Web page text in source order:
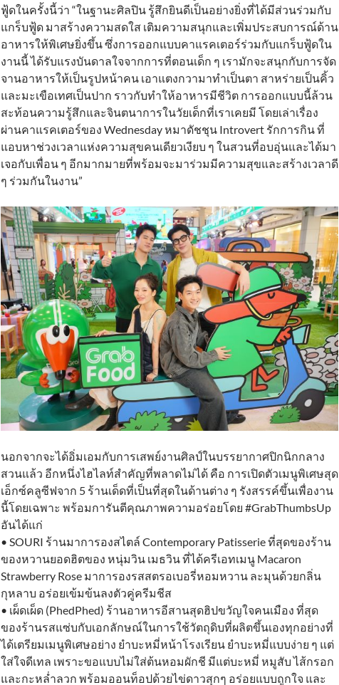
ฟู้ดในครั้งนี้ว่า “ในฐานะศิลปิน รู้สึกยินดีเป็นอย่างยิ่งที่ได้มีส่วนร่วมกับ
แกร็บฟู้ด มาสร้างความสดใส เติมความสนุกและเพิ่มประสบการณ์ด้าน
อาหารให้พิเศษยิ่งขึ้น ซึ่งการออกแบบคาแรคเตอร์ร่วมกับแกร็บฟู้ดใน
งานนี้ ได้รับแรงบันดาลใจจากการที่ตอนเด็ก ๆ เรามักจะสนุกกับการจัด
จานอาหารให้เป็นรูปหน้าคน เอาแตงกวามาทำเป็นตา สาหร่ายเป็นคิ้ว
และมะเขือเทศเป็นปาก ราวกับทำให้อาหารมีชีวิต การออกแบบนี้ล้วน
สะท้อนความรู้สึกและจินตนาการในวัยเด็กที่เราเคยมี โดยเล่าเรื่อง
ผ่านคาแรคเตอร์ของ Wednesday หมาดัชชุน Introvert รักการกิน ที่
แอบหาช่วงเวลาแห่งความสุขคนเดียวเงียบ ๆ ในสวนที่อบอุ่นและได้มา
เจอกับเพื่อน ๆ อีกมากมายที่พร้อมจะมาร่วมมีความสุขและสร้างเวลาดี
ๆ ร่วมกันในงาน”
นอกจากจะได้อิ่มเอมกับการเสพย์งานศิลป์ในบรรยากาศปิกนิกกลาง
สวนแล้ว อีกหนึ่งไฮไลท์สำคัญที่พลาดไม่ได้ คือ การเปิดตัวเมนูพิเศษสุด
เอ็กซ์คลูซีฟจาก 5 ร้านเด็ดที่เป็นที่สุดในด้านต่าง ๆ รังสรรค์ขึ้นเพื่องาน
นี้โดยเฉพาะ พร้อมการันตีคุณภาพความอร่อยโดย #GrabThumbsUp
อันได้แก่
• SOURI ร้านมาการองสไตล์ Contemporary Patisserie ที่สุดของร้าน
ของหวานยอดฮิตของ หนุ่มวิน เมธวิน ที่ได้ครีเอทเมนู Macaron
Strawberry Rose มาการองรสสตรอเบอรี่หอมหวาน ละมุนด้วยกลิ่น
กุหลาบ อร่อยเข้มข้นลงตัวคู่ครีมชีส
• เผ็ดเผ็ด (PhedPhed) ร้านอาหารอีสานสุดฮิปขวัญใจคนเมือง ที่สุด
ของร้านรสแซ่บกับเอกลักษณ์ในการใช้วัตถุดิบที่ผลิตขึ้นเองทุกอย่างที่
ได้เตรียมเมนูพิเศษอย่าง ยำบะหมี่หน้าโรงเรียน ยำบะหมี่แบบง่าย ๆ แต่
ใส่ใจดีเทล เพราะขอแบบไม่ใส่ต้นหอมผักชี มีแต่บะหมี่ หมูสับ ไส้กรอก
และกะหล่ำลวก พร้อมออนท็อปด้วยไข่ดาวสุกๆ อร่อยแบบถูกใจ และ